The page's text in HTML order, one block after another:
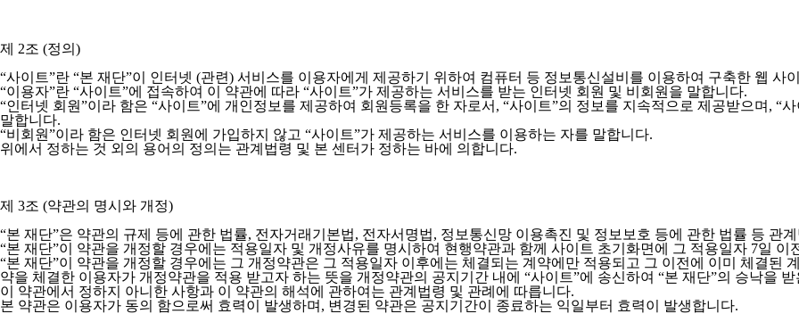
제 2조 (정의)
“사이트”란 “본 재단”이 인터넷 (관련) 서비스를 이용자에게 제공하기 위하여 컴퓨터 등 정보통신설비를 이용하여 구축한 웹 사
“이용자”란 “사이트”에 접속하여 이 약관에 따라 “사이트”가 제공하는 서비스를 받는 인터넷 회원 및 비회원을 말합니다.
“인터넷 회원”이라 함은 “사이트”에 개인정보를 제공하여 회원등록을 한 자로서, “사이트”의 정보를 지속적으로 제공받으며, “
말합니다.
“비회원”이라 함은 인터넷 회원에 가입하지 않고 “사이트”가 제공하는 서비스를 이용하는 자를 말합니다.
위에서 정하는 것 외의 용어의 정의는 관계법령 및 본 센터가 정하는 바에 의합니다.
제 3조 (약관의 명시와 개정)
“본 재단”은 약관의 규제 등에 관한 법률, 전자거래기본법, 전자서명법, 정보통신망 이용촉진 및 정보보호 등에 관한 법률 등 관
“본 재단”이 약관을 개정할 경우에는 적용일자 및 개정사유를 명시하여 현행약관과 함께 사이트 초기화면에 그 적용일자 7일
“본 재단”이 약관을 개정할 경우에는 그 개정약관은 그 적용일자 이후에는 체결되는 계약에만 적용되고 그 이전에 이미 체결된
약을 체결한 이용자가 개정약관을 적용 받고자 하는 뜻을 개정약관의 공지기간 내에 “사이트”에 송신하여 “본 재단”의 승낙을
이 약관에서 정하지 아니한 사항과 이 약관의 해석에 관하여는 관계법령 및 관례에 따릅니다.
본 약관은 이용자가 동의 함으로써 효력이 발생하며, 변경된 약관은 공지기간이 종료하는 익일부터 효력이 발생합니다.